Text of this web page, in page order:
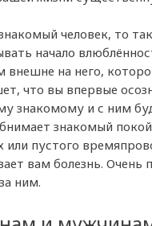
человек, то
начало
внешне на него,
что вы впервые
знакомому и с ним
знакомый
или пустого
вам болезнь. Очень
ним.